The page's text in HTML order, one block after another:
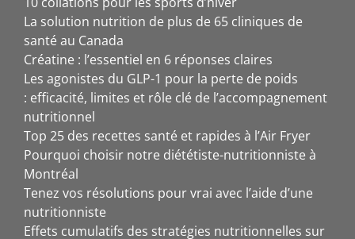
La solution nutrition de plus de 65 cliniques de
santé au Canada
Créatine : l’essentiel en 6 réponses claires
Les agonistes du GLP-1 pour la perte de poids
: efficacité, limites et rôle clé de l’accompagnement
nutritionnel
Top 25 des recettes santé et rapides à l’Air Fryer
Pourquoi choisir notre diététiste-nutritionniste à
Montréal
Tenez vos résolutions pour vrai avec l’aide d’une
nutritionniste
Effets cumulatifs des stratégies nutritionnelles sur